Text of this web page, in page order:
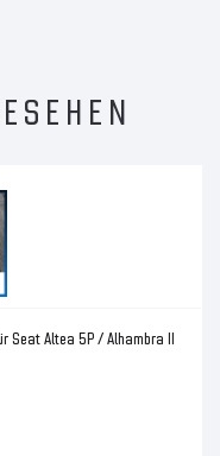
Seat Altea 5P / Alhambra II